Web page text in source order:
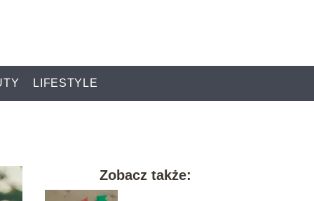
LIFESTYLE
Zobacz także: